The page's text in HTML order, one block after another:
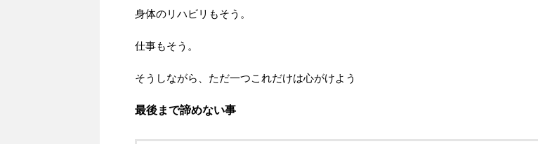
身体のリハビリもそう。
仕事もそう。
そうしながら、ただ一つこれだけは心がけよう
最後まで諦めない事